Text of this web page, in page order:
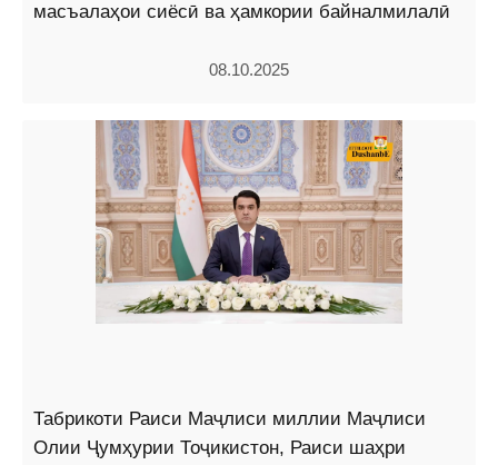
масъалаҳои сиёсӣ ва ҳамкории байналмилалӣ
08.10.2025
Табрикоти Раиси Маҷлиси миллии Маҷлиси
Олии Ҷумҳурии Тоҷикистон, Раиси шаҳри